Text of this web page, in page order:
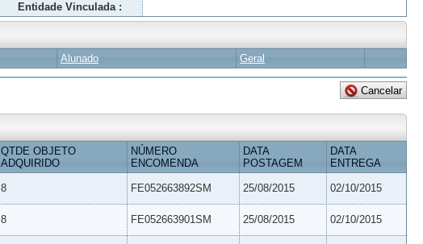
Entidade Vinculada :
Alunado Geral
QTDE OBJETO
ADQUIRIDO
NÚMERO
ENCOMENDA
DATA
POSTAGEM
DATA
ENTREGA
8 FE052663892SM 25/08/2015 02/10/2015
8 FE052663901SM 25/08/2015 02/10/2015